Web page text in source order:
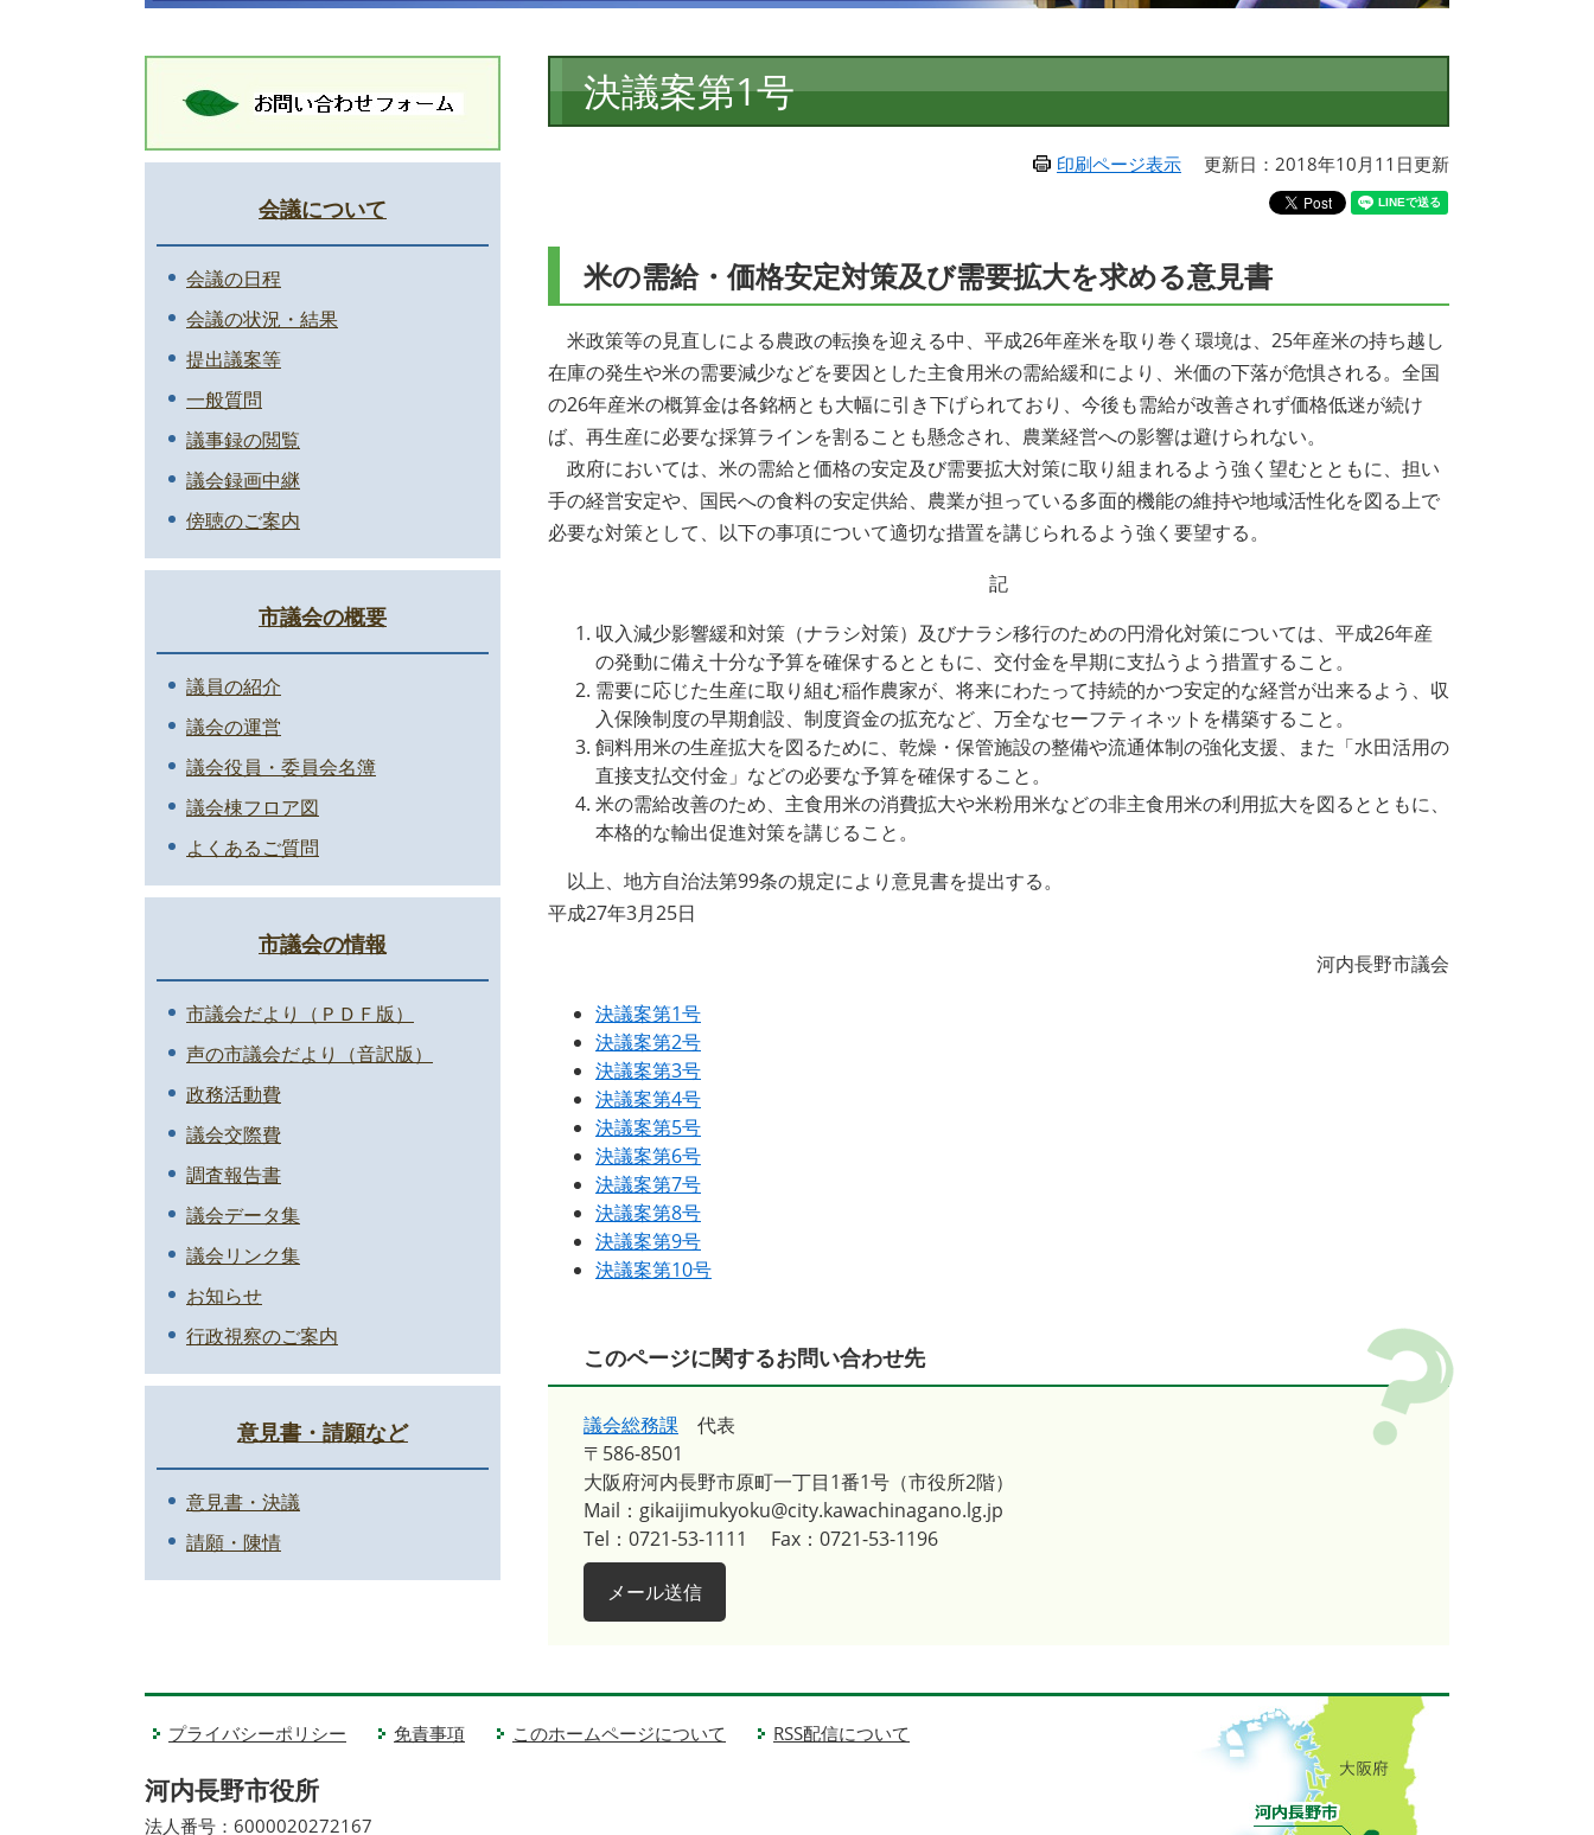
文
決議案第1号
印刷ページ表示 更新日：2018年10月11日更新
米の需給・価格安定対策及び需要拡大を求める意見書
米政策等の見直しによる農政の転換を迎える中、平成26年産米を取り巻く環境は、25年産米の持ち越し
在庫の発生や米の需要減少などを要因とした主食用米の需給緩和により、米価の下落が危惧される。全国
の26年産米の概算金は各銘柄とも大幅に引き下げられており、今後も需給が改善されず価格低迷が続け
ば、再生産に必要な採算ラインを割ることも懸念され、農業経営への影響は避けられない。
政府においては、米の需給と価格の安定及び需要拡大対策に取り組まれるよう強く望むとともに、担い
手の経営安定や、国民への食料の安定供給、農業が担っている多面的機能の維持や地域活性化を図る上で
必要な対策として、以下の事項について適切な措置を講じられるよう強く要望する。
記
収入減少影響緩和対策（ナラシ対策）及びナラシ移行のための円滑化対策については、平成26年産
の発動に備え十分な予算を確保するとともに、交付金を早期に支払うよう措置すること。
需要に応じた生産に取り組む稲作農家が、将来にわたって持続的かつ安定的な経営が出来るよう、収
入保険制度の早期創設、制度資金の拡充など、万全なセーフティネットを構築すること。
飼料用米の生産拡大を図るために、乾燥・保管施設の整備や流通体制の強化支援、また「水田活用の
直接支払交付金」などの必要な予算を確保すること。
米の需給改善のため、主食用米の消費拡大や米粉用米などの非主食用米の利用拡大を図るとともに、
本格的な輸出促進対策を講じること。
以上、地方自治法第99条の規定により意見書を提出する。
平成27年3月25日
河内長野市議会
決議案第1号
決議案第2号
決議案第3号
決議案第4号
決議案第5号
決議案第6号
決議案第7号
決議案第8号
決議案第9号
決議案第10号
このページに関するお問い合わせ先
議会総務課
代表
〒586-8501
大阪府河内長野市原町一丁目1番1号（市役所2階）
Mail：gikaijimukyoku@city.kawachinagano.lg.jp
Tel：0721-53-1111
Fax：0721-53-1196
メール送信
会議について
会議の日程
会議の状況・結果
提出議案等
一般質問
議事録の閲覧
議会録画中継
傍聴のご案内
市議会の概要
議員の紹介
議会の運営
議会役員・委員会名簿
議会棟フロア図
よくあるご質問
市議会の情報
市議会だより（ＰＤＦ版）
声の市議会だより（音訳版）
政務活動費
議会交際費
調査報告書
議会データ集
議会リンク集
お知らせ
行政視察のご案内
意見書・請願など
意見書・決議
請願・陳情
プライバシーポリシー 免責事項 このホームページについて RSS配信について
河内長野市役所
法人番号：6000020272167